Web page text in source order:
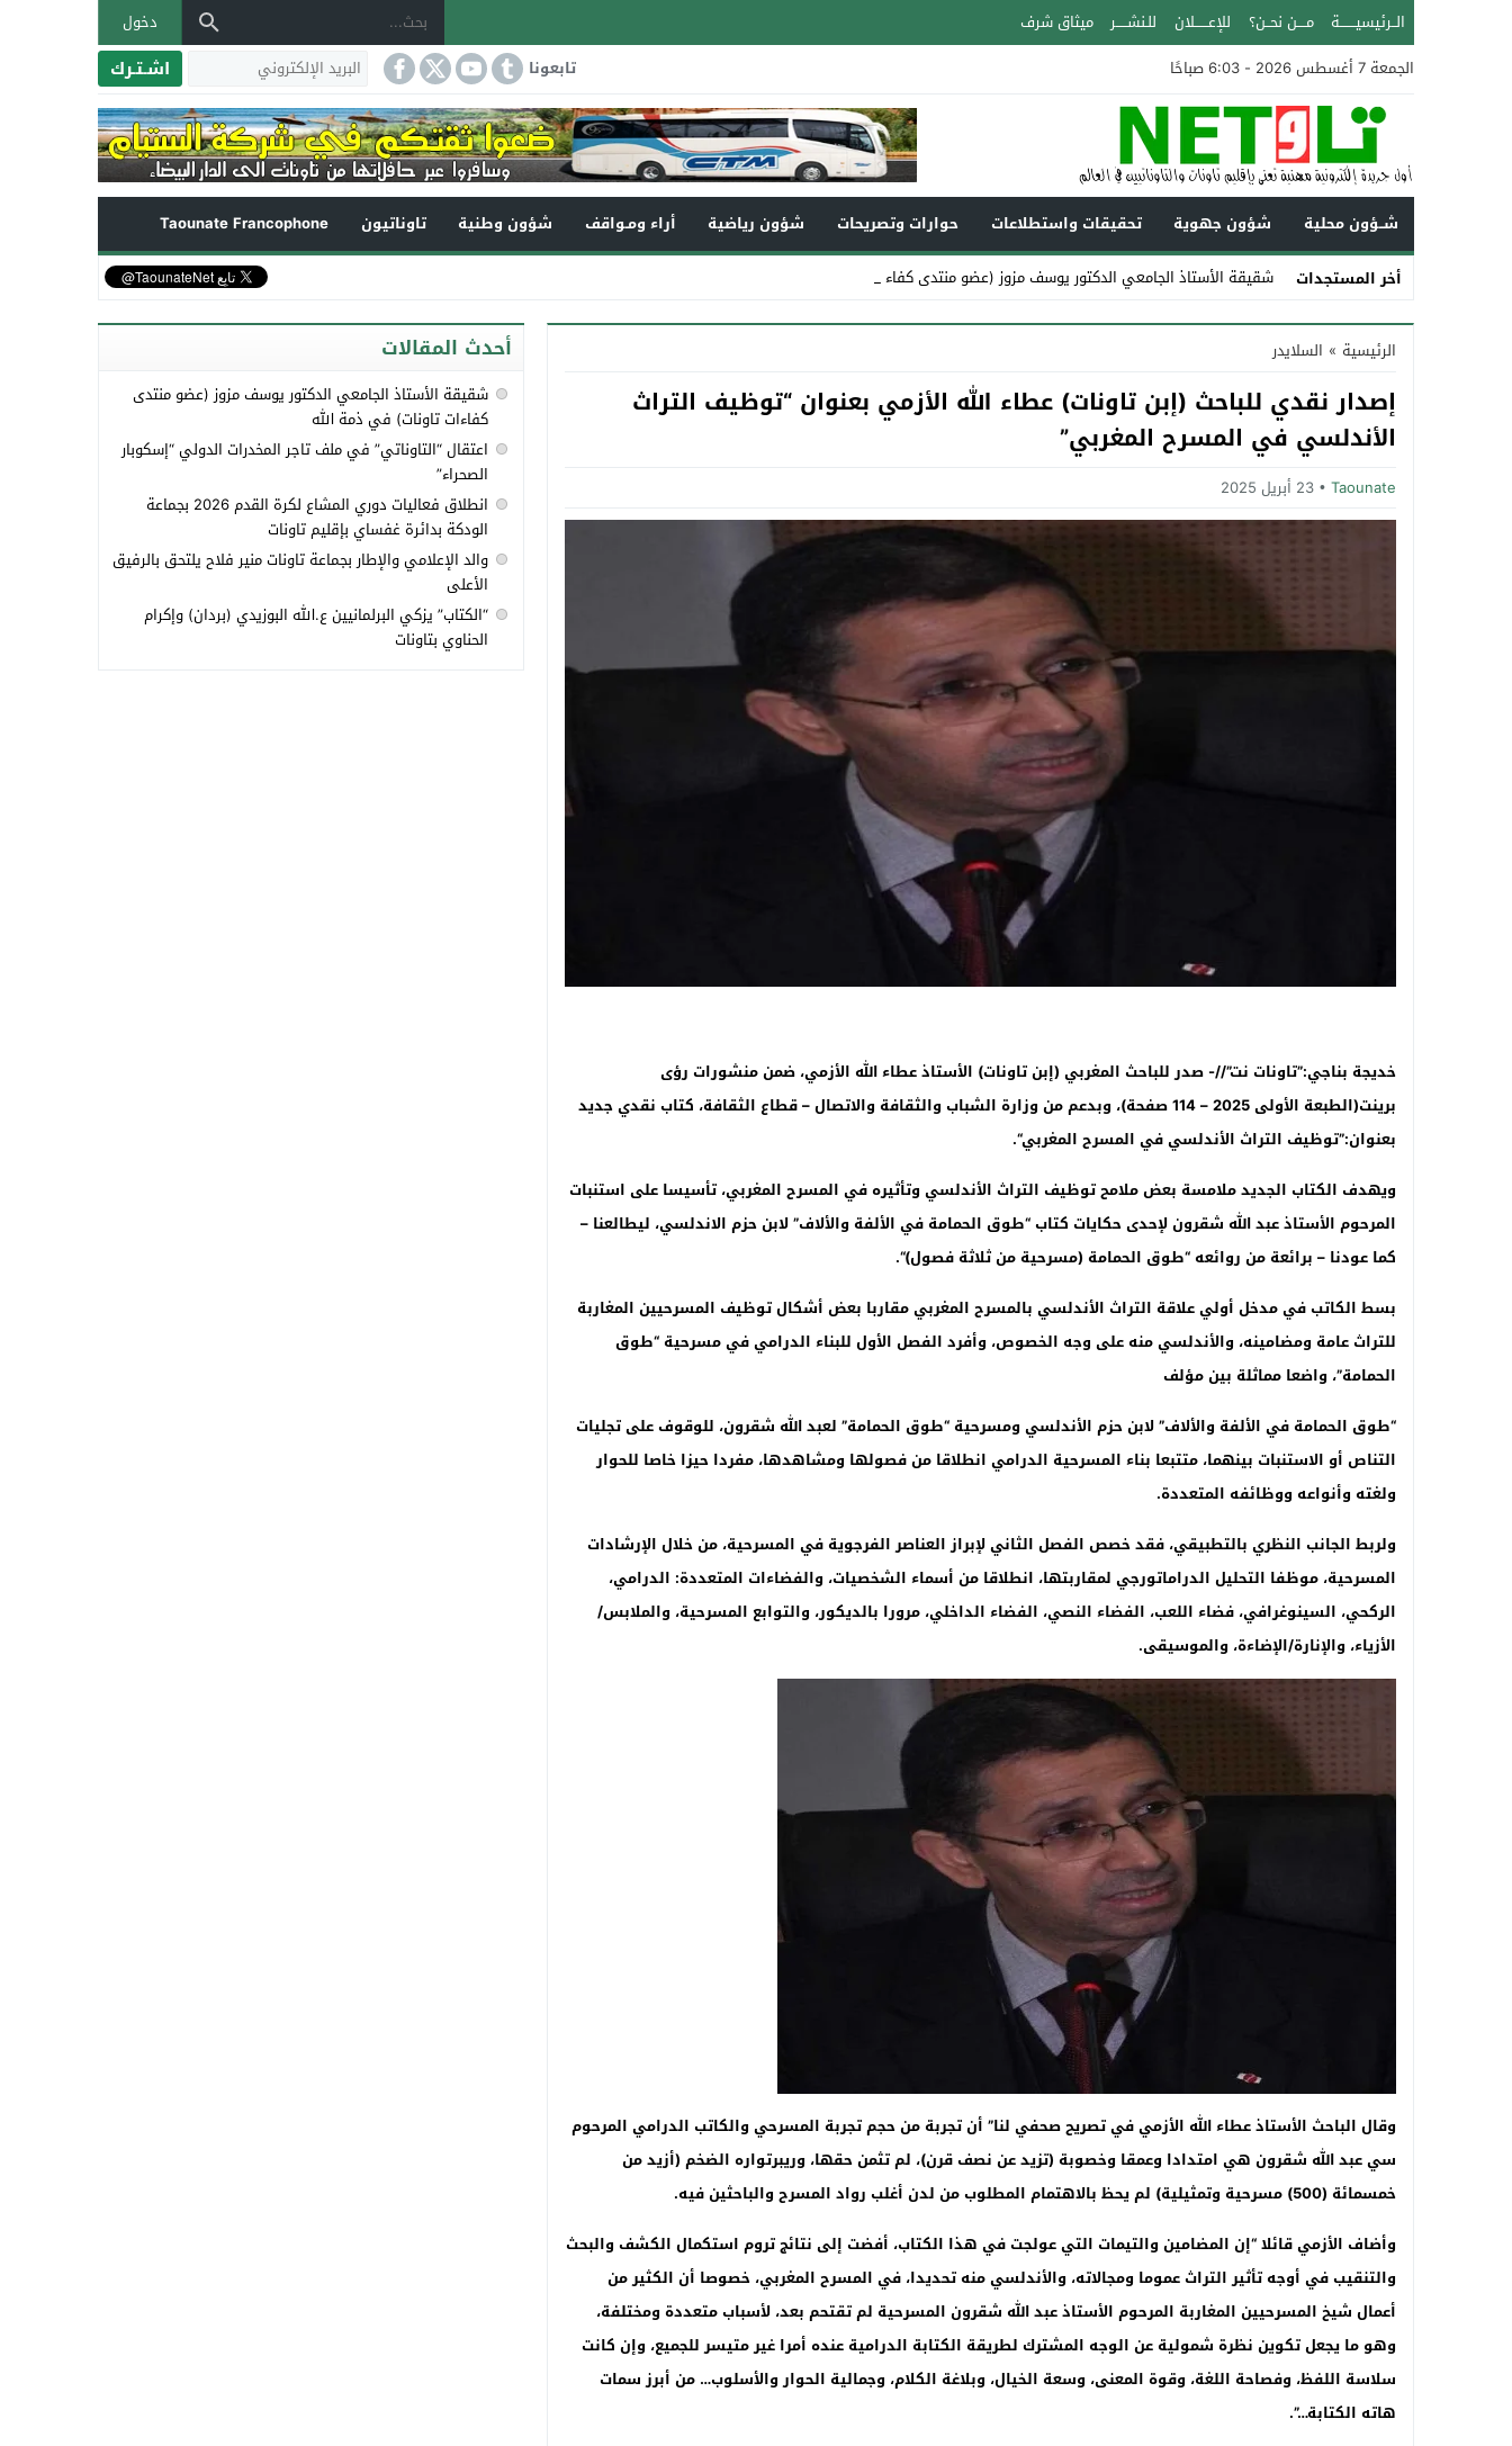
الــرئيسيـــــــة مــــن نحــن؟ للإعــــــلان للـنشـــــر ميثاق شرف
دخول
الجمعة 7 أغسطس 2026 - 6:03 صباحًا
تابعونا اشـتـرك
شــؤون محلية شؤون جهوية تحقيقات واستطلاعات حوارات وتصريحات شؤون رياضية أراء ومـواقف شؤون وطنية تاوناتيون
Taounate Francophone
أخر المستجدات
شقيقة الأستاذ الجامعي الدكتور يوسف مزوز (عضو منتدى كفاءات تاونا _
Stop
Previous
Next
الرئيسية » السلايدر
إصدار نقدي للباحث (إبن تاونات) عطاء الله الأزمي بعنوان “توظيف التراث
الأندلسي في المسرح المغربي”
Taounate 23 أبريل 2025
خديجة بناجي:”تاونات نت”//- صدر للباحث المغربي (إبن تاونات) الأستاذ عطاء الله الأزمي، ضمن منشورات رؤى
برينت(الطبعة الأولى 2025 – 114 صفحة)، وبدعم من وزارة الشباب والثقافة والاتصال – قطاع الثقافة، كتاب نقدي جديد
بعنوان:”توظيف التراث الأندلسي في المسرح المغربي“.
ويهدف الكتاب الجديد ملامسة بعض ملامح توظيف التراث الأندلسي وتأثيره في المسرح المغربي، تأسيسا على استنبات
المرحوم الأستاذ عبد الله شقرون لإحدى حكايات كتاب “طوق الحمامة في الألفة والألاف” لابن حزم الاندلسي، ليطالعنا –
كما عودنا – برائعة من روائعه “طوق الحمامة (مسرحية من ثلاثة فصول)“.
بسط الكاتب في مدخل أولي علاقة التراث الأندلسي بالمسرح المغربي مقاربا بعض أشكال توظيف المسرحيين المغاربة
للتراث عامة ومضامينه، والأندلسي منه على وجه الخصوص، وأفرد الفصل الأول للبناء الدرامي في مسرحية “طوق
الحمامة”، واضعا مماثلة بين مؤلف
“طوق الحمامة في الألفة والألاف” لابن حزم الأندلسي ومسرحية “طوق الحمامة” لعبد الله شقرون، للوقوف على تجليات
التناص أو الاستنبات بينهما، متتبعا بناء المسرحية الدرامي انطلاقا من فصولها ومشاهدها، مفردا حيزا خاصا للحوار
ولغته وأنواعه ووظائفه المتعددة.
ولربط الجانب النظري بالتطبيقي، فقد خصص الفصل الثاني لإبراز العناصر الفرجوية في المسرحية، من خلال الإرشادات
المسرحية، موظفا التحليل الدراماتورجي لمقاربتها، انطلاقا من أسماء الشخصيات، والفضاءات المتعددة: الدرامي،
الركحي، السينوغرافي، فضاء اللعب، الفضاء النصي، الفضاء الداخلي، مرورا بالديكور، والتوابع المسرحية، والملابس/
الأزياء، والإنارة/الإضاءة، والموسيقى.
وقال الباحث الأستاذ عطاء الله الأزمي في تصريح صحفي لنا” أن تجربة من حجم تجربة المسرحي والكاتب الدرامي المرحوم
سي عبد الله شقرون هي امتدادا وعمقا وخصوبة (تزيد عن نصف قرن)، لم تثمن حقها، وريبرتواره الضخم (أزيد من
خمسمائة (500) مسرحية وتمثيلية) لم يحظ بالاهتمام المطلوب من لدن أغلب رواد المسرح والباحثين فيه
.
وأضاف الأزمي قائلا “إن المضامين والتيمات التي عولجت في هذا الكتاب، أفضت إلى نتائج تروم استكمال الكشف والبحث
والتنقيب في أوجه تأثير التراث عموما ومجالاته، والأندلسي منه تحديدا، في المسرح المغربي، خصوصا أن الكثير من
أعمال شيخ المسرحيين المغاربة المرحوم الأستاذ عبد الله شقرون المسرحية لم تقتحم بعد، لأسباب متعددة ومختلفة،
وهو ما يجعل تكوين نظرة شمولية عن الوجه المشترك لطريقة الكتابة الدرامية عنده أمرا غير متيسر للجميع، وإن كانت
سلاسة اللفظ، وفصاحة اللغة، وقوة المعنى، وسعة الخيال، وبلاغة الكلام، وجمالية الحوار والأسلوب… من أبرز سمات
هاته الكتابة…”.
أحدث المقالات
شقيقة الأستاذ الجامعي الدكتور يوسف مزوز (عضو منتدى
كفاءات تاونات) في ذمة الله
اعتقال “التاوناتي” في ملف تاجر المخدرات الدولي “إسكوبار
الصحراء”
انطلاق فعاليات دوري المشاع لكرة القدم 2026 بجماعة
الودكة بدائرة غفساي بإقليم تاونات
والد الإعلامي والإطار بجماعة تاونات منير فلاح يلتحق بالرفيق
الأعلى
“الكتاب” يزكي البرلمانيين ع.الله البوزيدي (بردان) وإكرام
الحناوي بتاونات